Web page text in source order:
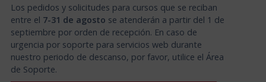
Los pedidos y solicitudes para cursos que se reciban
entre el 7-31 de agosto se atenderán a partir del 1 de
septiembre por orden de recepción. En caso de
urgencia por soporte para servicios web durante
nuestro periodo de descanso, por favor, utilice el Área
de Soporte.